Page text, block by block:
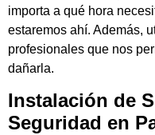
importa a qué hora
estaremos ahí. Además,
profesionales que nos
dañarla.
Instalación de
Seguridad en